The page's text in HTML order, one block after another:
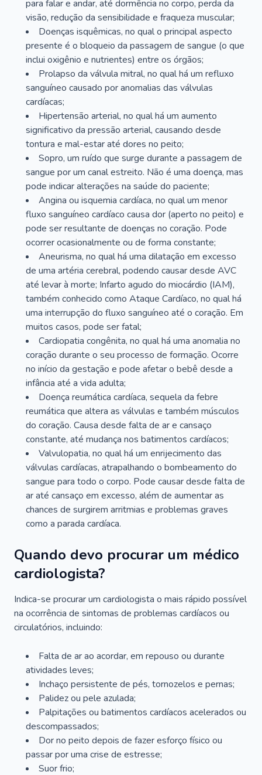
para falar e andar, até dormência no corpo, perda da
visão, redução da sensibilidade e fraqueza muscular;
Doenças isquêmicas, no qual o principal aspecto
presente é o bloqueio da passagem de sangue (o que
inclui oxigênio e nutrientes) entre os órgãos;
Prolapso da válvula mitral, no qual há um refluxo
sanguíneo causado por anomalias das válvulas
cardíacas;
Hipertensão arterial, no qual há um aumento
significativo da pressão arterial, causando desde
tontura e mal-estar até dores no peito;
Sopro, um ruído que surge durante a passagem de
sangue por um canal estreito. Não é uma doença, mas
pode indicar alterações na saúde do paciente;
Angina ou isquemia cardíaca, no qual um menor
fluxo sanguíneo cardíaco causa dor (aperto no peito) e
pode ser resultante de doenças no coração. Pode
ocorrer ocasionalmente ou de forma constante;
Aneurisma, no qual há uma dilatação em excesso
de uma artéria cerebral, podendo causar desde AVC
até levar à morte; Infarto agudo do miocárdio (IAM),
também conhecido como Ataque Cardíaco, no qual há
uma interrupção do fluxo sanguíneo até o coração. Em
muitos casos, pode ser fatal;
Cardiopatia congênita, no qual há uma anomalia no
coração durante o seu processo de formação. Ocorre
no início da gestação e pode afetar o bebê desde a
infância até a vida adulta;
Doença reumática cardíaca, sequela da febre
reumática que altera as válvulas e também músculos
do coração. Causa desde falta de ar e cansaço
constante, até mudança nos batimentos cardíacos;
Valvulopatia, no qual há um enrijecimento das
válvulas cardíacas, atrapalhando o bombeamento do
sangue para todo o corpo. Pode causar desde falta de
ar até cansaço em excesso, além de aumentar as
chances de surgirem arritmias e problemas graves
como a parada cardíaca.
Quando devo procurar um médico
cardiologista?
Indica-se procurar um cardiologista o mais rápido possível
na ocorrência de sintomas de problemas cardíacos ou
circulatórios, incluindo:
Falta de ar ao acordar, em repouso ou durante
atividades leves;
Inchaço persistente de pés, tornozelos e pernas;
Palidez ou pele azulada;
Palpitações ou batimentos cardíacos acelerados ou
descompassados;
Dor no peito depois de fazer esforço físico ou
passar por uma crise de estresse;
Suor frio;